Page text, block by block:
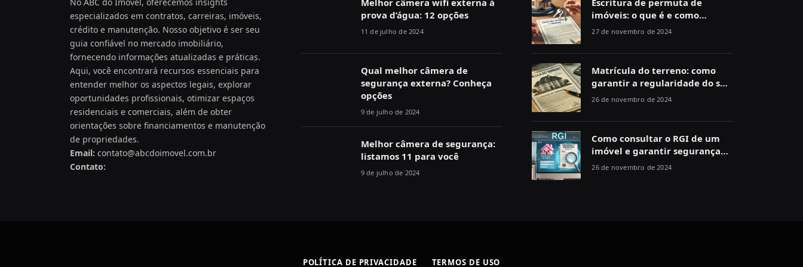
especializados em contratos, carreiras, imóveis,
crédito e manutenção. Nosso objetivo é ser seu
guia confiável no mercado imobiliário,
fornecendo informações atualizadas e práticas.
Aqui, você encontrará recursos essenciais para
entender melhor os aspectos legais, explorar
oportunidades profissionais, otimizar espaços
residenciais e comerciais, além de obter
orientações sobre financiamentos e manutenção
de propriedades.
Email: contato@abcdoimovel.com.br
Contato:
Melhor câmera wifi externa à
prova d’água: 12 opções
11 de julho de 2024
Qual melhor câmera de
segurança externa? Conheça
opções
9 de julho de 2024
Melhor câmera de segurança:
listamos 11 para você
9 de julho de 2024
Escritura de permuta de
imóveis: o que é e como
funciona
27 de novembro de 2024
Matrícula do terreno: como
garantir a regularidade do seu
imóvel
26 de novembro de 2024
Como consultar o RGI de um
imóvel e garantir segurança
jurídica
26 de novembro de 2024
POLÍTICA DE PRIVACIDADE TERMOS DE USO